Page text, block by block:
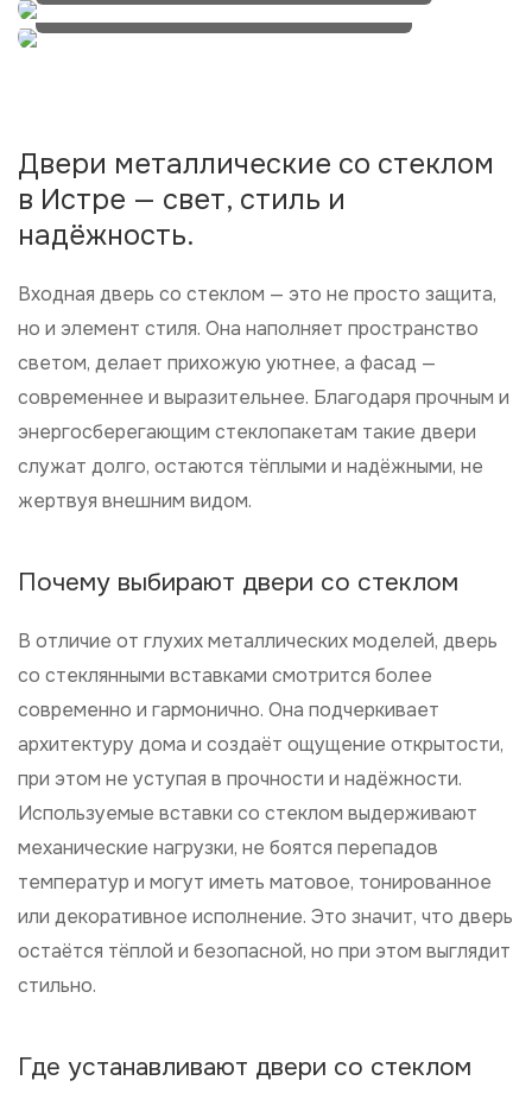
И внимательность к каждому клиенту.
Двери металлические со стеклом
в Истре — свет, стиль и
надёжность.
Входная дверь со стеклом — это не просто защита,
но и элемент стиля. Она наполняет пространство
светом, делает прихожую уютнее, а фасад —
современнее и выразительнее. Благодаря прочным и
энергосберегающим стеклопакетам такие двери
служат долго, остаются тёплыми и надёжными, не
жертвуя внешним видом.
Почему выбирают двери со стеклом
В отличие от глухих металлических моделей, дверь
со стеклянными вставками смотрится более
современно и гармонично. Она подчеркивает
архитектуру дома и создаёт ощущение открытости,
при этом не уступая в прочности и надёжности.
Используемые вставки со стеклом выдерживают
механические нагрузки, не боятся перепадов
температур и могут иметь матовое, тонированное
или декоративное исполнение. Это значит, что дверь
остаётся тёплой и безопасной, но при этом выглядит
стильно.
Где устанавливают двери со стеклом